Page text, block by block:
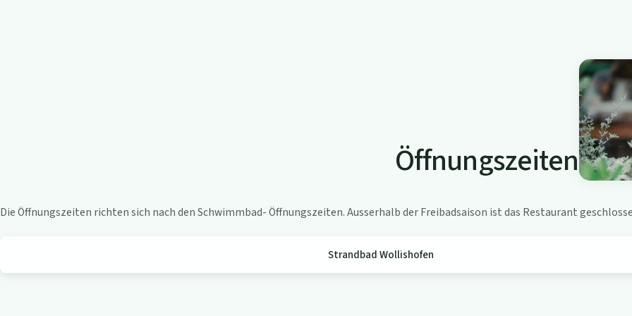
r
a
Öffnungszeiten
Die Öffnungszeiten richten sich nach den Schwimmbad- Öffnungszeiten. Ausserhalb der Freibadsaison ist das Restaurant
Strandbad Wollishofen